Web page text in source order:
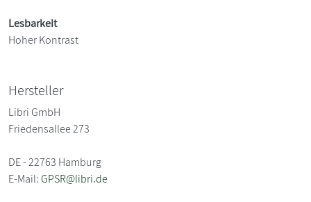
Lesbarkeit
Hoher Kontrast
Hersteller
Libri GmbH
Friedensallee 273
DE - 22763 Hamburg
E-Mail:GPSR@libri.de